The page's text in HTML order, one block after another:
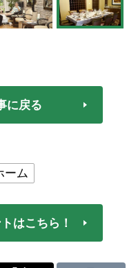
に戻る
ーム
はこちら！